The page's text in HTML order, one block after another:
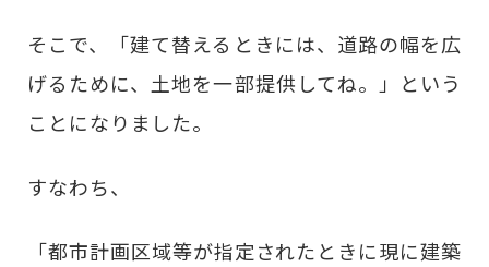
そこで、「建て替えるときには、道路の幅を広
げるために、土地を一部提供してね。」という
ことになりました。
すなわち、
「都市計画区域等が指定されたときに現に建築